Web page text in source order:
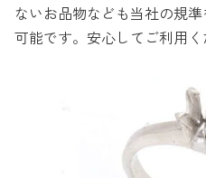
ないお品物なども当社の規
可能です。安心してご利用く